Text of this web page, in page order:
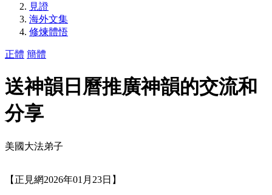
見證
海外文集
修煉體悟
正體 簡體
送神韻日曆推廣神韻的交流和
分享
美國大法弟子
【正見網2026年01月23日】